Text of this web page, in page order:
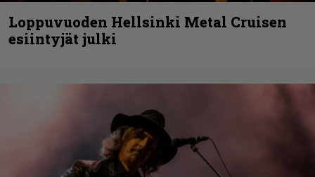
Loppuvuoden Hellsinki Metal Cruisen
esiintyjät julki